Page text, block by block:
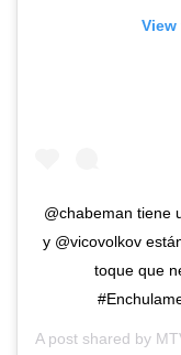
@chabeman tiene
y @vicovolkov
toque que
A post shared by